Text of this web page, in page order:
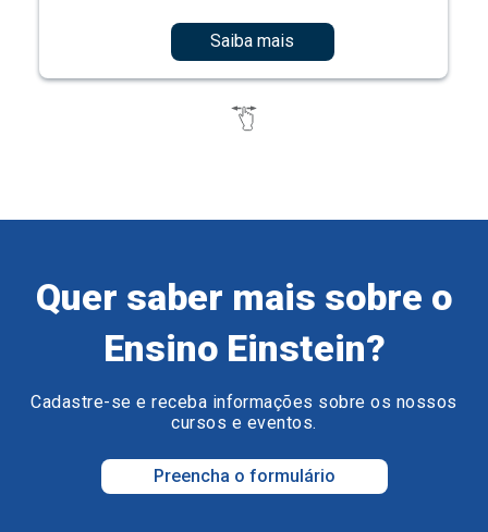
Saiba mais
Quer saber mais sobre o
Ensino Einstein?
Cadastre-se e receba informações sobre os nossos
cursos e eventos.
Preencha o formulário